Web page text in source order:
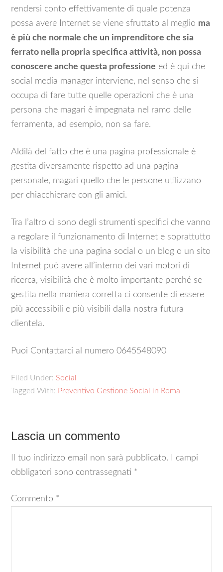
rendersi conto effettivamente di quale potenza
possa avere Internet se viene sfruttato al meglio ma
è più che normale che un imprenditore che sia
ferrato nella propria specifica attività, non possa
conoscere anche questa professione ed è qui che
social media manager interviene, nel senso che si
occupa di fare tutte quelle operazioni che è una
persona che magari è impegnata nel ramo delle
ferramenta, ad esempio, non sa fare.
Aldilà del fatto che è una pagina professionale è
gestita diversamente rispetto ad una pagina
personale, magari quello che le persone utilizzano
per chiacchierare con gli amici.
Tra l’altro ci sono degli strumenti specifici che vanno
a regolare il funzionamento di Internet e soprattutto
la visibilità che una pagina social o un blog o un sito
Internet può avere all’interno dei vari motori di
ricerca, visibilità che è molto importante perché se
gestita nella maniera corretta ci consente di essere
più accessibili e più visibili dalla nostra futura
clientela.
Puoi Contattarci al numero 0645548090
Filed Under: Social
Tagged With: Preventivo Gestione Social in Roma
Lascia un commento
Il tuo indirizzo email non sarà pubblicato.
I campi
obbligatori sono contrassegnati *
Commento *